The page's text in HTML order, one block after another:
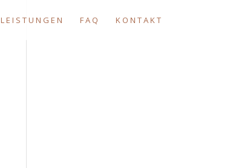
LEISTUNGEN FAQ KONTAKT